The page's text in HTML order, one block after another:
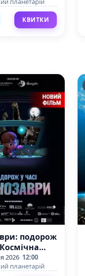
КВИТКИ
подорож
2026 12:00
планетарій